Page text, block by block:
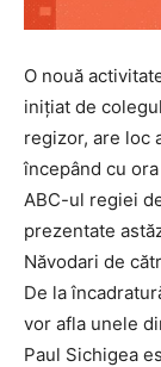
O nouă
inițiat de
regizor, are loc
începând cu ora
ABC-ul regiei
prezentate
Năvodari de
De la
vor afla unele
Paul Sichigea